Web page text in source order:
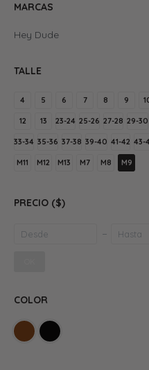
MARCAS
Hey Dude
TALLE
4 5 6 7 8 9
12 13 23-24 25-26 27-28 29-30
33-34 35-36 37-38 39-40 41-42 43-
M11 M12 M13 M7 M8 M9
PRECIO ($)
COLOR